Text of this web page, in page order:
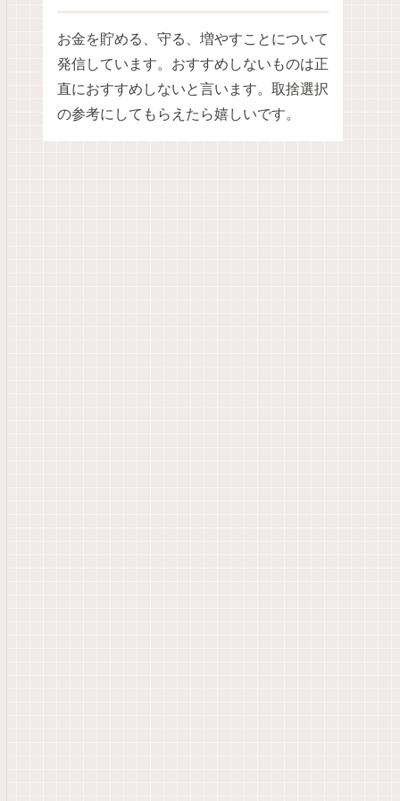
お金を貯める、守る、増やすことについて
発信しています。おすすめしないものは正
直におすすめしないと言います。取捨選択
の参考にしてもらえたら嬉しいです。